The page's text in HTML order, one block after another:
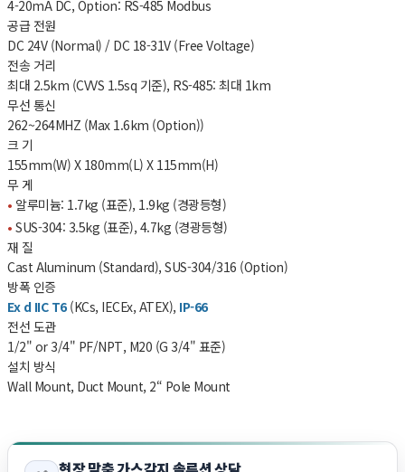
4-20mA DC, Option: RS-485 Modbus
공급 전원
DC 24V (Normal) / DC 18-31V (Free Voltage)
전송 거리
최대 2.5km (CVVS 1.5sq 기준), RS-485: 최대 1km
무선 통신
262~264MHZ (Max 1.6km (Option))
크 기
155mm(W) X 180mm(L) X 115mm(H)
무 게
• 알루미늄: 1.7kg (표준), 1.9kg (경광등형)
• SUS-304: 3.5kg (표준), 4.7kg (경광등형)
재 질
Cast Aluminum (Standard), SUS-304/316 (Option)
방폭 인증
Ex d IIC T6(KCs, IECEx, ATEX), IP-66
전선 도관
1/2" or 3/4" PF/NPT, M20 (G 3/4" 표준)
설치 방식
Wall Mount, Duct Mount, 2“ Pole Mount